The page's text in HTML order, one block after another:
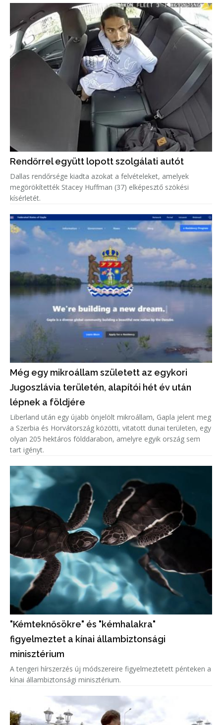
Rendőrrel együtt lopott szolgálati autót
Dallas rendőrsége kiadta azokat a felvételeket, amelyek
megörökítették Stacey Huffman (37) elképesztő szökési
kísérletét.
Még egy mikroállam született az egykori
Jugoszlávia területén, alapítói hét év után
lépnek a földjére
Liberland után egy újabb önjelölt mikroállam, Gapla jelent meg
a Szerbia és Horvátország közötti, vitatott dunai területen, egy
olyan 205 hektáros földdarabon, amelyre egyik ország sem
tart igényt.
"Kémteknősökre" és "kémhalakra"
figyelmeztet a kínai állambiztonsági
minisztérium
A tengeri hírszerzés új módszereire figyelmeztetett pénteken a
kínai állambiztonsági minisztérium.